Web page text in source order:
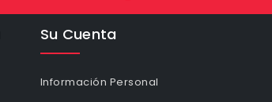
Su Cuenta
Información Personal